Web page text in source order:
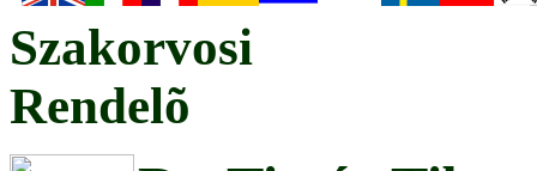
Szakorvosi
Rendelõ